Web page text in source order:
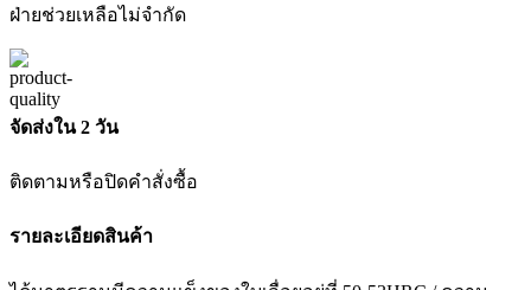
ฝ่ายช่วยเหลือไม่จำกัด
จัดส่งใน 2 วัน
ติดตามหรือปิดคำสั่งซื้อ
รายละเอียดสินค้า